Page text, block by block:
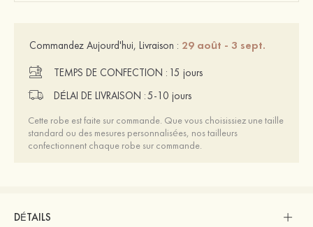
Commandez Aujourd'hui, Livraison : 29 août - 3 sept.
TEMPS DE CONFECTION : 15 jours
DÉLAI DE LIVRAISON :5-10 jours
Cette robe est faite sur commande. Que vous choisissiez une taille
standard ou des mesures personnalisées, nos tailleurs
confectionnent chaque robe sur commande.
DÉTAILS